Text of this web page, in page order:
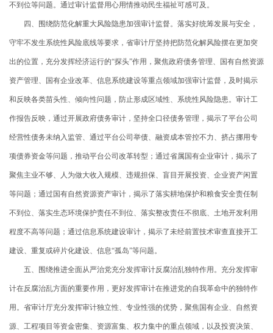
不到位等问题。通过审计监督用心用情推动民生福祉可感可及。
四、围绕防范化解重大风险隐患加强审计监督。落实好统筹发展与安全，
守牢不发生系统性风险底线等要求，省审计厅坚持把防范化解风险摆在更加突
出的位置，充分发挥经济运行的“探头”作用，聚焦政府债务管理、国有自然资源
资产管理、国有企业改革、信息系统建设等重点领域加强审计监督，及时揭示
和反映各类苗头性、倾向性问题，防止形成区域性、系统性风险隐患。审计工
作报告反映，通过开展政府债务审计，坚持全口径债务管理，揭示了平台公司
经营性债务未纳入监管、通过平台公司举债、融资成本管控不力、挤占挪用专
项债券资金等问题，推动平台公司改革转型；通过省属国有企业审计，揭示了
聚焦主业不够、人为做大收入规模、违规担保、盲目开展投资、企业资产闲置
等问题；通过国有自然资源资产审计，揭示了落实耕地保护和粮食安全责任制
不到位、落实生态环境保护责任不到位、落实整改责任不彻底、土地开发利用
程度不高等问题；通过信息系统建设审计，揭示了未经前置技术审查直接开工
建设、重复或碎片化建设、信息“孤岛”等问题。
五、围绕推进全面从严治党充分发挥审计反腐治乱独特作用。充分发挥审
计在反腐治乱方面的重要作用，更好发挥审计在推进党的自我革命中的独特作
用。省审计厅充分发挥审计独立性、专业性强的优势，聚焦国有企业、自然资
源、工程项目等资金密集、资源富集、权力集中的重点领域，以及投资决策、